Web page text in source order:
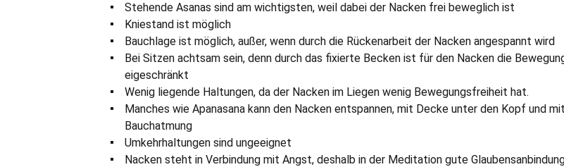
Stehende Asanas sind am wichtigsten, weil dabei der Nacken frei beweglich ist
Kniestand ist möglich
Bauchlage ist möglich, außer, wenn durch die Rückenarbeit der Nacken angespannt wird
Bei Sitzen achtsam sein, denn durch das fixierte Becken ist für den Nacken die
eigeschränkt
Wenig liegende Haltungen, da der Nacken im Liegen wenig Bewegungsfreiheit hat.
Manches wie Apanasana kann den Nacken entspannen, mit Decke unter den Kopf und mit
Bauchatmung
Umkehrhaltungen sind ungeeignet
Nacken steht in Verbindung mit Angst, deshalb in der Meditation gute